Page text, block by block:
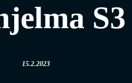
15.2.2023